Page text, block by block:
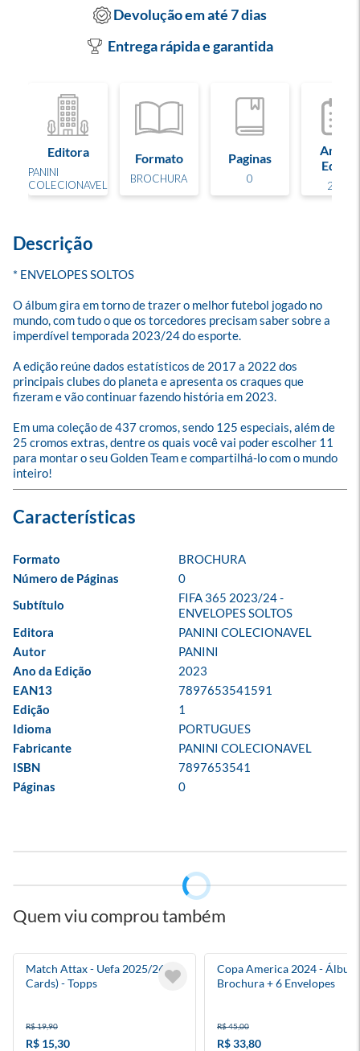
Devolução em até 7 dias
Entrega rápida e garantida
Editora
PANINI
COLECIONAVEL
Formato
BROCHURA
Paginas
0
Ano de
Edição
2023
Descrição
* ENVELOPES SOLTOS
O álbum gira em torno de trazer o melhor futebol jogado no
mundo, com tudo o que os torcedores precisam saber sobre a
imperdível temporada 2023/24 do esporte.
A edição reúne dados estatísticos de 2017 a 2022 dos
principais clubes do planeta e apresenta os craques que
fizeram e vão continuar fazendo história em 2023.
Em uma coleção de 437 cromos, sendo 125 especiais, além de
25 cromos extras, dentre os quais você vai poder escolher 11
para montar o seu Golden Team e compartilhá-lo com o mundo
inteiro!
Formato
BROCHURA
Número de Páginas
0
Subtítulo
FIFA 365 2023/24 -
ENVELOPES SOLTOS
Editora
PANINI COLECIONAVEL
Autor
PANINI
Ano da Edição
2023
EAN13
7897653541591
Edição
1
Idioma
PORTUGUES
Fabricante
PANINI COLECIONAVEL
ISBN
7897653541
Páginas
0
Quem viu comprou também
Match Attax - Uefa 2025/26 (12
Cards) - Topps
R$ 19,90
R$ 15,30
Copa America 2024 - Álbum
Brochura + 6 Envelopes
R$ 45,00
R$ 33,80